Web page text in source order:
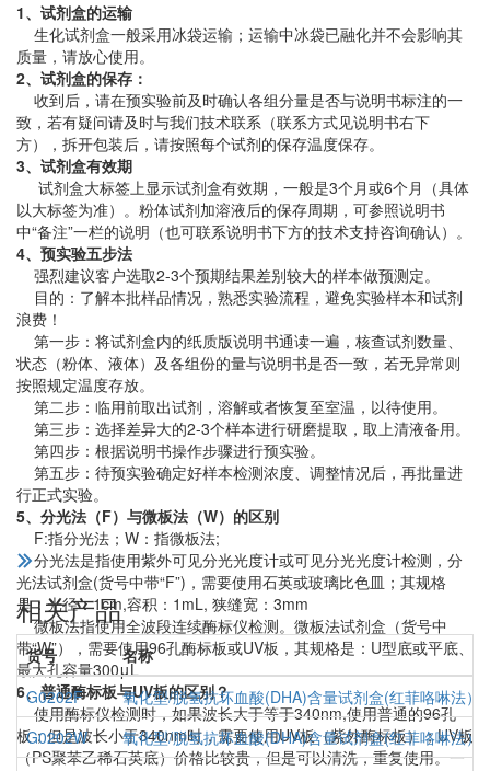
1、试剂盒的运输
生化试剂盒一般采用冰袋运输；运输中冰袋已融化并不会影响其
质量，请放心使用。
2、试剂盒的保存：
收到后，请在预实验前及时确认各组分量是否与说明书标注的一
致，若有疑问请及时与我们技术联系（联系方式见说明书右下
方），拆开包装后，请按照每个试剂的保存温度保存。
3、试剂盒有效期
试剂盒大标签上显示试剂盒有效期，一般是3个月或6个月（具体
以大标签为准）。粉体试剂加溶液后的保存周期，可参照说明书
中“备注”一栏的说明（也可联系说明书下方的技术支持咨询确认）。
4、预实验五步法
强烈建议客户选取2-3个预期结果差别较大的样本做预测定。
目的：了解本批样品情况，熟悉实验流程，避免实验样本和试剂
浪费！
第一步：将试剂盒内的纸质版说明书通读一遍，核查试剂数量、
状态（粉体、液体）及各组份的量与说明书是否一致，若无异常则
按照规定温度存放。
第二步：临用前取出试剂，溶解或者恢复至室温，以待使用。
第三步：选择差异大的2-3个样本进行研磨提取，取上清液备用。
第四步：根据说明书操作步骤进行预实验。
第五步：待预实验确定好样本检测浓度、调整情况后，再批量进
行正式实验。
5、分光法（F）与微板法（W）的区别
F:指分光法；W：指微板法;
分光法是指使用紫外可见分光光度计或可见分光光度计检测，分
光法试剂盒(货号中带“F”)，需要使用石英或玻璃比色皿；其规格
是：光径：1cm,容积：1mL, 狭缝宽：3mm
微板法指使用全波段连续酶标仪检测。微板法试剂盒（货号中
带“W”），需要使用96孔酶标板或UV板，其规格是：U型底或平底、
最大孔容量300μL
6、普通酶标板与UV板的区别？
使用酶标仪检测时，如果波长大于等于340nm,使用普通的96孔
板；但是波长小于340nm时，需要使用UV板（紫外酶标板）；UV板
（PS聚苯乙稀石英底）价格比较贵，但是可以清洗，重复使用。一
相关产品
货号
名称
G0202F
氧化型/脱氢抗坏血酸(DHA)含量试剂盒(红菲咯啉法）
G0202W
氧化型/脱氢抗坏血酸(DHA)含量试剂盒(红菲咯啉法）